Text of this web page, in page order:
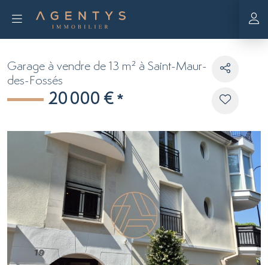
Garage à vendre de 13 m² à Saint-Maur-
des-Fossés
20 000 € *